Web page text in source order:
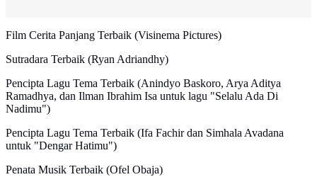
Film Cerita Panjang Terbaik (Visinema Pictures)
Sutradara Terbaik (Ryan Adriandhy)
Pencipta Lagu Tema Terbaik (Anindyo Baskoro, Arya Aditya
Ramadhya, dan Ilman Ibrahim Isa untuk lagu "Selalu Ada Di
Nadimu")
Pencipta Lagu Tema Terbaik (Ifa Fachir dan Simhala Avadana
untuk "Dengar Hatimu")
Penata Musik Terbaik (Ofel Obaja)